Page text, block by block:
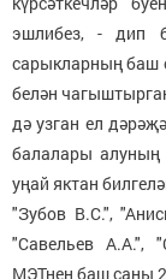
эшлибез, - дип
сарыкларның баш
белән
дә узган ел
балалары
уңай яктан
"Зубов В.С.",
"Савельев А.А.",
МЭТнең баш саны